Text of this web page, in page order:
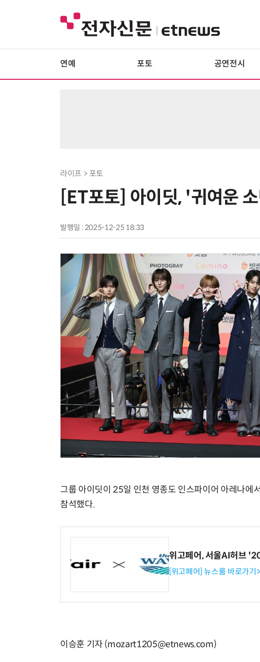
연예 포토 공연전시
라이프 > 포토
[ET포토] 아이딧, '귀여운
발행일 : 2025-12-25 18:33
그룹 아이딧이 25일 인천 영종도 인스파이어 아레나에
참석했다.
위고페어, 서울AI허브
[위고페어] 뉴스룸 바로가기>
이승훈 기자 (mozart1205@etnews.com)